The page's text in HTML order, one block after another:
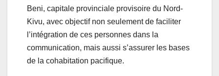
Beni, capitale provinciale provisoire du Nord-
Kivu, avec objectif non seulement de faciliter
l’intégration de ces personnes dans la
communication, mais aussi s’assurer les bases
de la cohabitation pacifique.